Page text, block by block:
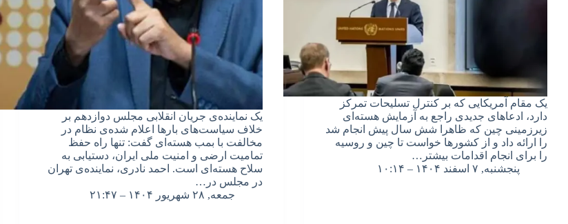
یک مقام آمریکایی که بر کنترل تسلیحات تمرکز
دارد، ادعاهای جدیدی راجع به آزمایش هسته‌ای
زیرزمینی چین که ظاهرا شش سال پیش انجام شد
را ارائه داد و از کشورها خواست تا چین و روسیه
را برای انجام اقدامات بیشتر…
پنجشنبه, ۷ اسفند ۱۴۰۴ – ۱۰:۱۴
یک نماینده‌ی جریان انقلابی مجلس دوازدهم بر
خلاف سیاست‌های بارها اعلام شده‌ی نظام در
مخالفت با بمب هسته‌ای گفت: تنها راه حفظ
تمامیت ارضی و امنیت ملی ایران، دستیابی به
‎سلاح هسته‌ای است. احمد نادری، نماینده‌ی تهران
در مجلس در…
جمعه, ۲۸ شهریور ۱۴۰۴ – ۲۱:۴۷